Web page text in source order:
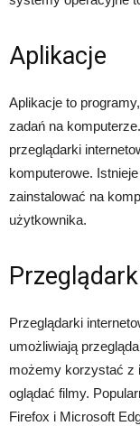
Aplikacje
Aplikacje to
zadań na
przeglądarki
komputerowe.
zainstalować na
użytkownika.
Przeglądarki
umożliwiają
możemy korzystać z
oglądać filmy.
Firefox i Microsoft